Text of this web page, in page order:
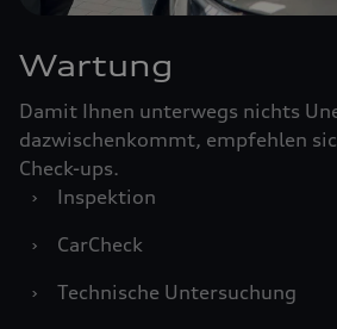
Wartung
Damit Ihnen unterwegs nichts
dazwischenkommt, empfehlen
Check-ups.
›
Inspektion
›
CarCheck
›
Technische Untersuchung